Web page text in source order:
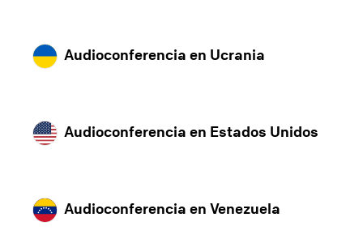
Audioconferencia en Ucrania
Audioconferencia en Estados Unidos
Audioconferencia en Venezuela